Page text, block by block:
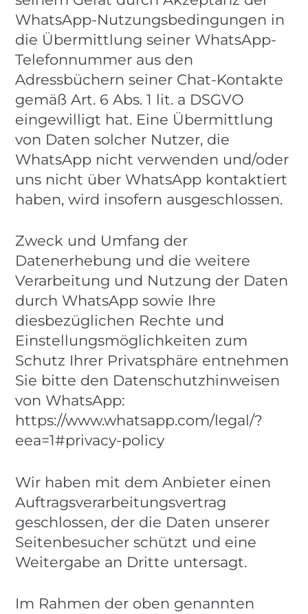
WhatsApp-Nutzungsbedingungen in
die Übermittlung seiner WhatsApp-
Telefonnummer aus den
Adressbüchern seiner Chat-Kontakte
gemäß Art. 6 Abs. 1 lit. a DSGVO
eingewilligt hat. Eine Übermittlung
von Daten solcher Nutzer, die
WhatsApp nicht verwenden und/oder
uns nicht über WhatsApp kontaktiert
haben, wird insofern ausgeschlossen.
Zweck und Umfang der
Datenerhebung und die weitere
Verarbeitung und Nutzung der Daten
durch WhatsApp sowie Ihre
diesbezüglichen Rechte und
Einstellungsmöglichkeiten zum
Schutz Ihrer Privatsphäre entnehmen
Sie bitte den Datenschutzhinweisen
von WhatsApp:
https://www.whatsapp.com/legal/?
eea=1#privacy-policy
Wir haben mit dem Anbieter einen
Auftragsverarbeitungsvertrag
geschlossen, der die Daten unserer
Seitenbesucher schützt und eine
Weitergabe an Dritte untersagt.
Im Rahmen der oben genannten